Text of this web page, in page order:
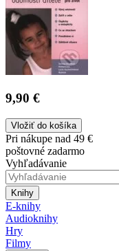
9,90 €
Vložiť do košíka
Pri nákupe nad 49 €
poštovné zadarmo
Vyhľadávanie
Knihy
E-knihy
Audioknihy
Hry
Filmy